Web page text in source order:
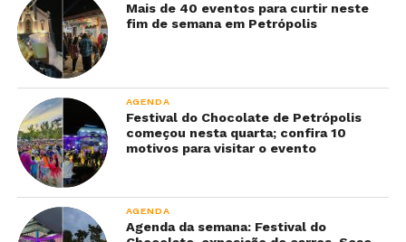
Mais de 40 eventos para curtir neste
fim de semana em Petrópolis
AGENDA
Festival do Chocolate de Petrópolis
começou nesta quarta; confira 10
motivos para visitar o evento
AGENDA
Agenda da semana: Festival do